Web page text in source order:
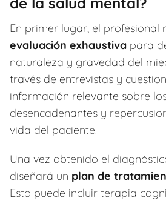
En primer lugar, el profesional
evaluación exhaustiva para
naturaleza y gravedad del
través de entrevistas y
información relevante sobre
desencadenantes y
vida del paciente.
Una vez obtenido el
diseñará un plan de
Esto puede incluir terapia